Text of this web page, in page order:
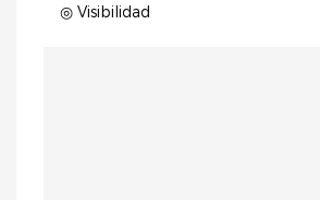
◎ Visibilidad